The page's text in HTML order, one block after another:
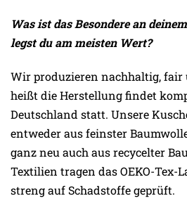
Was ist das Besondere an
legst du am meisten Wert?
Wir produzieren nachhaltig, fair
heißt die Herstellung findet
Deutschland statt. Unsere
entweder aus feinster
ganz neu auch aus recycelter
Textilien tragen das OEKO-Tex-
streng auf Schadstoffe geprüft.